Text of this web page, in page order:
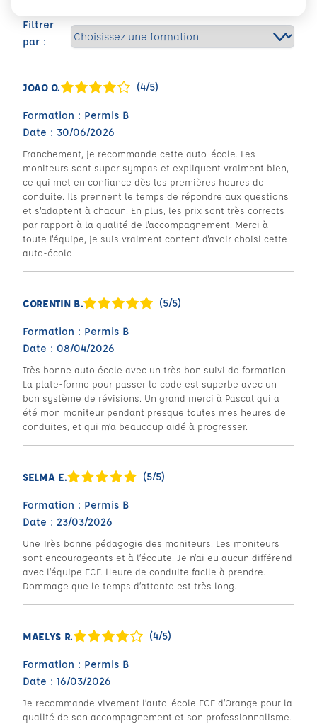
Filtrer
par :
JOAO O. (4/5)
Formation : Permis B
Date : 30/06/2026
Franchement, je recommande cette auto-école. Les
moniteurs sont super sympas et expliquent vraiment bien,
ce qui met en confiance dès les premières heures de
conduite. Ils prennent le temps de répondre aux questions
et s'adaptent à chacun. En plus, les prix sont très corrects
par rapport à la qualité de l'accompagnement. Merci à
toute l'équipe, je suis vraiment content d'avoir choisi cette
auto-école
CORENTIN B. (5/5)
Formation : Permis B
Date : 08/04/2026
Très bonne auto école avec un très bon suivi de formation.
La plate-forme pour passer le code est superbe avec un
bon système de révisions. Un grand merci à Pascal qui a
été mon moniteur pendant presque toutes mes heures de
conduites, et qui m’a beaucoup aidé à progresser.
SELMA E. (5/5)
Formation : Permis B
Date : 23/03/2026
Une Très bonne pédagogie des moniteurs. Les moniteurs
sont encourageants et à l’écoute. Je n’ai eu aucun différend
avec l’équipe ECF. Heure de conduite facile à prendre.
Dommage que le temps d’attente est très long.
MAELYS R. (4/5)
Formation : Permis B
Date : 16/03/2026
Je recommande vivement l’auto-école ECF d’Orange pour la
qualité de son accompagnement et son professionnalisme.